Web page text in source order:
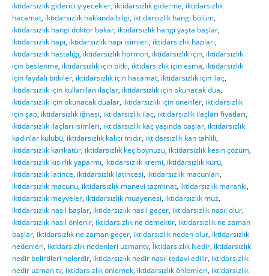
iktidarsızlık giderici yiyecekler, iktidarsızlık giderme, iktidarsızlık
hacamat, iktidarsızlık hakkında bilgi, iktidarsızlık hangi bölüm,
iktidarsızlık hangi doktor bakar, iktidarsızlık hangi yaşta başlar,
iktidarsızlık hapı, iktidarsızlık hapı isimleri, iktidarsızlık hapları,
iktidarsızlık hastalığı, iktidarsızlık hormon, iktidarsızlık için, iktidarsızlık
için beslenme, iktidarsızlık için bitki, iktidarsızlık için esma, iktidarsızlık
için faydalı bitkiler, iktidarsızlık için hacamat, iktidarsızlık için ilaç,
iktidarsızlık için kullanılan ilaçlar, iktidarsızlık için okunacak dua,
iktidarsızlık için okunacak dualar, iktidarsızlık için öneriler, iktidarsızlık
için şap, iktidarsızlık iğnesi, iktidarsızlık ilaç, iktidarsızlık ilaçları fiyatları,
iktidarsızlık ilaçları isimleri, iktidarsızlık kaç yaşında başlar, iktidarsızlık
kadınlar kulübü, iktidarsızlık kalıcı mıdır, iktidarsızlık kan tahlili,
iktidarsızlık karikatür, iktidarsızlık keçiboynuzu, iktidarsızlık kesin çözüm,
iktidarsızlık kısırlık yaparmı, iktidarsızlık kremi, iktidarsızlık kürü,
iktidarsızlık latince, iktidarsızlık latincesi, iktidarsızlık macunları,
iktidarsızlık macunu, iktidarsızlık manevi tazminat, iktidarsızlık maranki,
iktidarsızlık meyveler, iktidarsızlık muayenesi, iktidarsızlık muz,
iktidarsızlık nasıl başlar, iktidarsızlık nasıl geçer, iktidarsızlık nasıl olur,
iktidarsızlık nasıl önlenir, iktidarsızlık ne demektir, iktidarsızlık ne zaman
başlar, iktidarsızlık ne zaman geçer, iktidarsızlık neden olur, iktidarsızlık
nedenleri, iktidarsızlık nedenleri uzmantv, İktidarsızlık Nedir, iktidarsızlık
nedir belirtileri nelerdir, iktidarsızlık nedir nasıl tedavi edilir, iktidarsızlık
nedir uzman tv, iktidarsızlık önlemek, iktidarsızlık önlemleri, iktidarsızlık